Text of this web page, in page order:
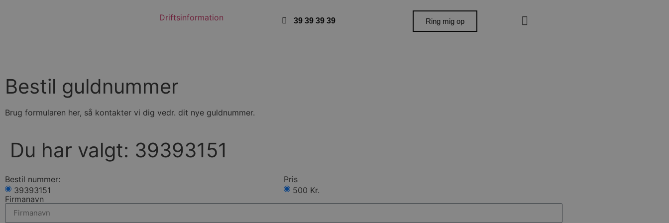
Driftsinformation 39 39 39 39 Ring mig op
Bestil guldnummer
Brug formularen her, så kontakter vi dig vedr. dit nye guldnummer.
Du har valgt: 39393151
Bestil nummer:
39393151
Pris
500 Kr.
Firmanavn